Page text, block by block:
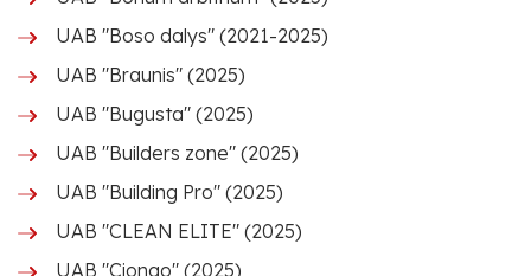
UAB "Boso dalys" (2021-2025)
UAB "Braunis" (2025)
UAB "Bugusta" (2025)
UAB "Builders zone" (2025)
UAB "Building Pro" (2025)
UAB "CLEAN ELITE" (2025)
UAB "Ciongo" (2025)